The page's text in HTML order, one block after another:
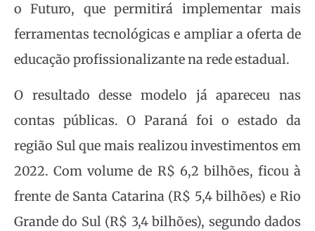
o Futuro, que permitirá implementar mais
ferramentas tecnológicas e ampliar a oferta de
educação profissionalizante na rede estadual.
O resultado desse modelo já apareceu nas
contas públicas. O Paraná foi o estado da
região Sul que mais realizou investimentos em
2022. Com volume de R$ 6,2 bilhões, ficou à
frente de Santa Catarina (R$ 5,4 bilhões) e Rio
Grande do Sul (R$ 3,4 bilhões), segundo dados